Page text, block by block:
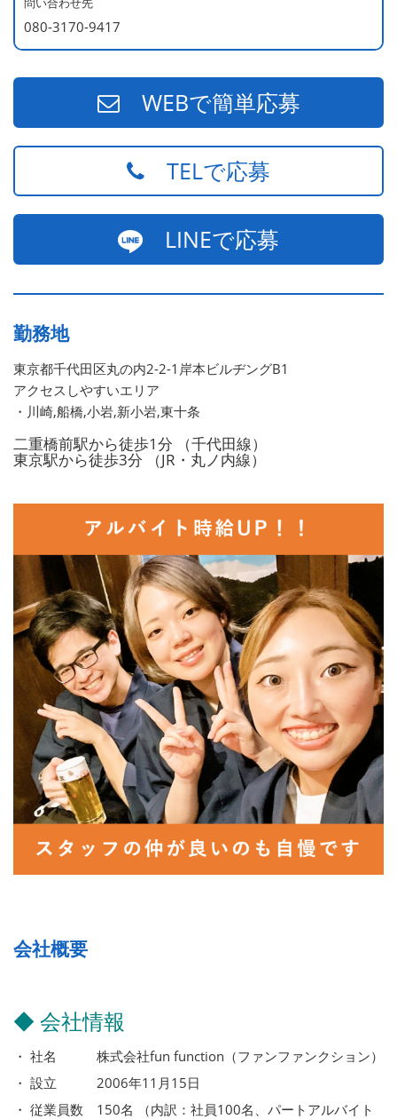
080-3170-9417
WEBで簡単応募
TELで応募
LINEで応募
勤務地
東京都千代田区丸の内2-2-1岸本ビルヂングB1
アクセスしやすいエリア
・川崎,船橋,小岩,新小岩,東十条
二重橋前駅から徒歩1分 （千代田線）
東京駅から徒歩3分 （JR・丸ノ内線）
会社概要
◆ 会社情報
・ 社名 株式会社fun function（ファンファンクション）
・ 設立 2006年11月15日
・ 従業員数 150名 （内訳：社員100名、パートアルバイト